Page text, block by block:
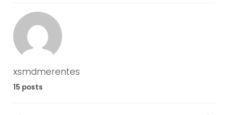
xsmdmerentes
15 posts